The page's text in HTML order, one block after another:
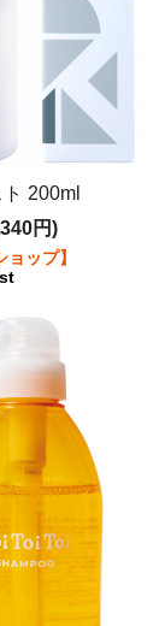
ます。
200ml
円)
ョップ】